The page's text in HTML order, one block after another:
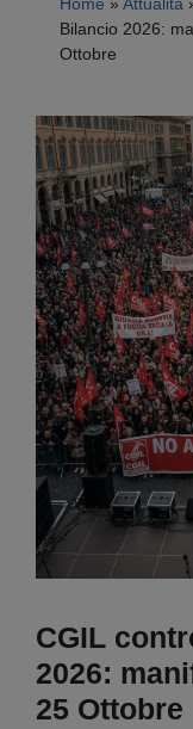
Bilancio 2026:
Ottobre
CGIL
2026:
25 Ottobre